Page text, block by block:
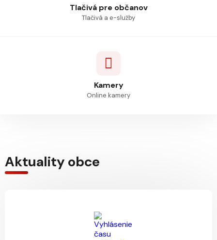
Tlačivá pre občanov
Tlačivá a e-služby
Kamery
Online kamery
Aktuality obce